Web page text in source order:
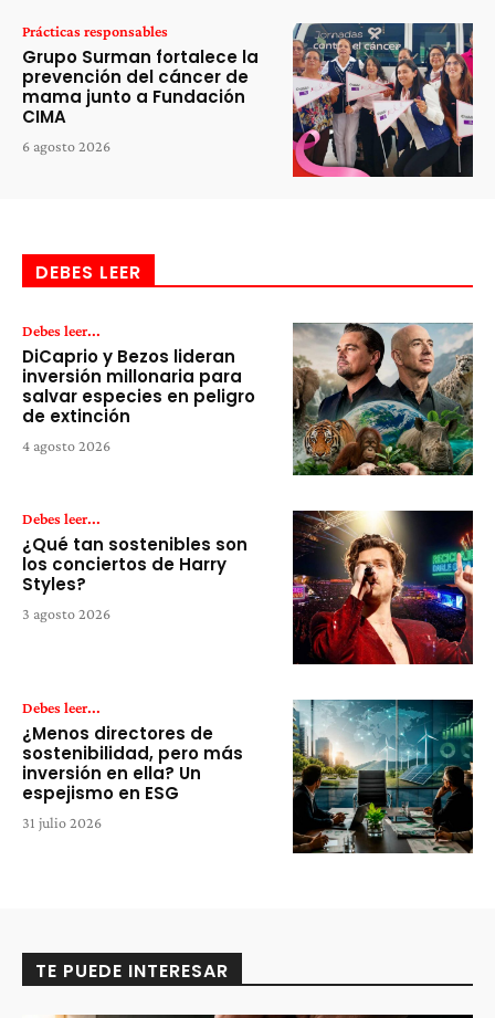
Prácticas responsables
Grupo Surman fortalece la
prevención del cáncer de
mama junto a Fundación
CIMA
6 agosto 2026
DEBES LEER
Debes leer...
DiCaprio y Bezos lideran
inversión millonaria para
salvar especies en peligro
de extinción
4 agosto 2026
Debes leer...
¿Qué tan sostenibles son
los conciertos de Harry
Styles?
3 agosto 2026
Debes leer...
¿Menos directores de
sostenibilidad, pero más
inversión en ella? Un
espejismo en ESG
31 julio 2026
TE PUEDE INTERESAR